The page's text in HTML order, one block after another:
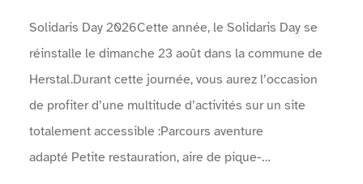
Solidaris Day 2026Cette année, le Solidaris Day se
réinstalle le dimanche 23 août dans la commune de
Herstal.Durant cette journée, vous aurez l’occasion
de profiter d’une multitude d’activités sur un site
totalement accessible :Parcours aventure
adapté Petite restauration, aire de pique-